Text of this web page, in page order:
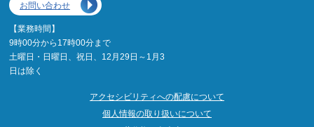
お問い合わせ
【業務時間】
9時00分から17時00分まで
土曜日・日曜日、祝日、12月29日～1月3
日は除く
アクセシビリティへの配慮について
個人情報の取り扱いについて